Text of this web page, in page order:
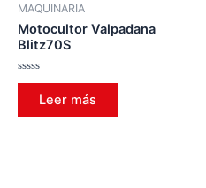
MAQUINARIA
Motocultor Valpadana
Blitz70S
Valorado
Leer más